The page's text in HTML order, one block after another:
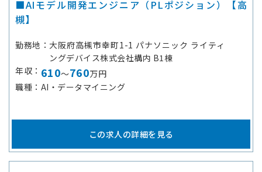
■AIモデル開発エンジニア（PLポジション）【高
槻】
勤務地
大阪府高槻市幸町1-1 パナソニック ライティ
ングデバイス株式会社構内 B1棟
年収
610～760万円
職種
AI・データマイニング
この求人の詳細を見る